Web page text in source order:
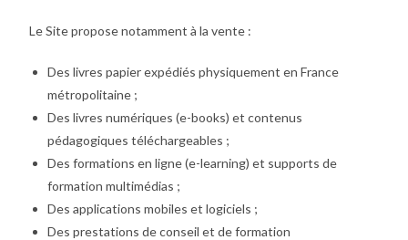
Le Site propose notamment à la vente :
Des livres papier expédiés physiquement en France
métropolitaine ;
Des livres numériques (e-books) et contenus
pédagogiques téléchargeables ;
Des formations en ligne (e-learning) et supports de
formation multimédias ;
Des applications mobiles et logiciels ;
Des prestations de conseil et de formation